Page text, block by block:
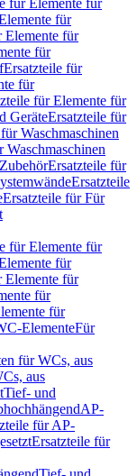
für Elemente für
für
Elemente für
für
Ersatzteile für
für
für Elemente für
GeräteErsatzteile für
Waschmaschinen
Waschmaschinen
ZubehörErsatzteile für
Ersatzteile
Ersatzteile für Für
für Elemente für
für
Elemente für
für
für
ElementeFür
für WCs, aus
aus
Tief- und
AP-
für AP-
Ersatzteile für